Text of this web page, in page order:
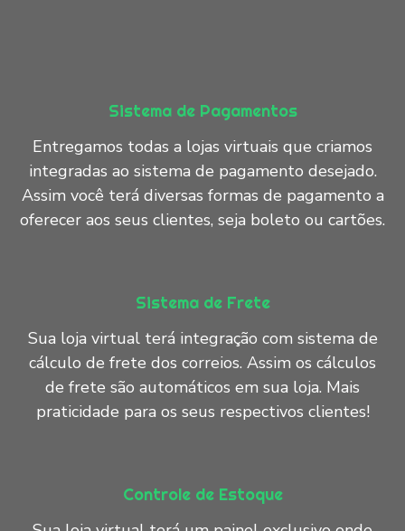
Sistema de Pagamentos
Entregamos todas a lojas virtuais que criamos
integradas ao sistema de pagamento desejado.
Assim você terá diversas formas de pagamento a
oferecer aos seus clientes, seja boleto ou cartões.
Sistema de Frete
Sua loja virtual terá integração com sistema de
cálculo de frete dos correios. Assim os cálculos
de frete são automáticos em sua loja. Mais
praticidade para os seus respectivos clientes!
Controle de Estoque